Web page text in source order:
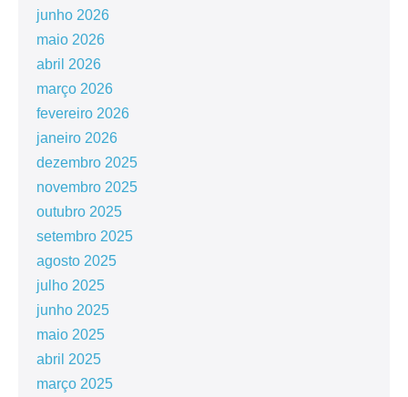
junho 2026
maio 2026
abril 2026
março 2026
fevereiro 2026
janeiro 2026
dezembro 2025
novembro 2025
outubro 2025
setembro 2025
agosto 2025
julho 2025
junho 2025
maio 2025
abril 2025
março 2025